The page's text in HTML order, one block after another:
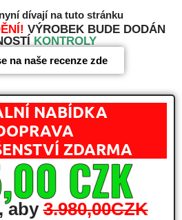
dívají na tuto stránku
VÝROBEK BUDE DODÁN
KONTROLY
na naše recenze zde
NABÍDKA
ZDARMA
CZK
aby3.980,00CZK